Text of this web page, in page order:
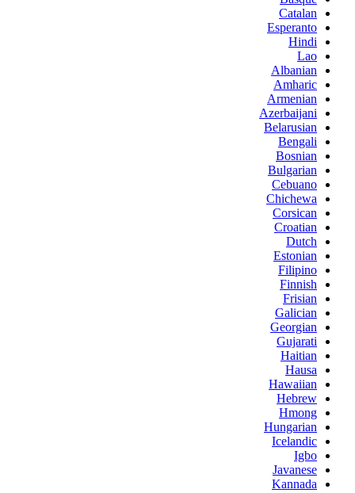
Catalan
Esperanto
Hindi
Lao
Albanian
Amharic
Armenian
Azerbaijani
Belarusian
Bengali
Bosnian
Bulgarian
Cebuano
Chichewa
Corsican
Croatian
Dutch
Estonian
Filipino
Finnish
Frisian
Galician
Georgian
Gujarati
Haitian
Hausa
Hawaiian
Hebrew
Hmong
Hungarian
Icelandic
Igbo
Javanese
Kannada